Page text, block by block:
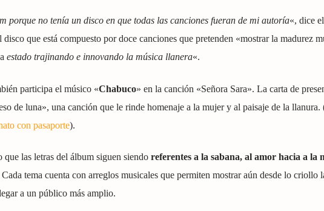
porque no tenía un disco en que todas las canciones fueran de mi autoría«, dice
que está compuesto por doce canciones que pretenden «mostrar la madurez
estado trajinando e innovando la música llanera«.
participa el músico «Chabuco» en la canción «Señora Sara». La carta de
de luna», una canción que le rinde homenaje a la mujer y al paisaje de la llanura.
con pasaporte).
que las letras del álbum siguen siendo referentes a la sabana, al amor hacia a la
tema cuenta con arreglos musicales que permiten mostrar aún desde lo criollo
a un público más amplio.